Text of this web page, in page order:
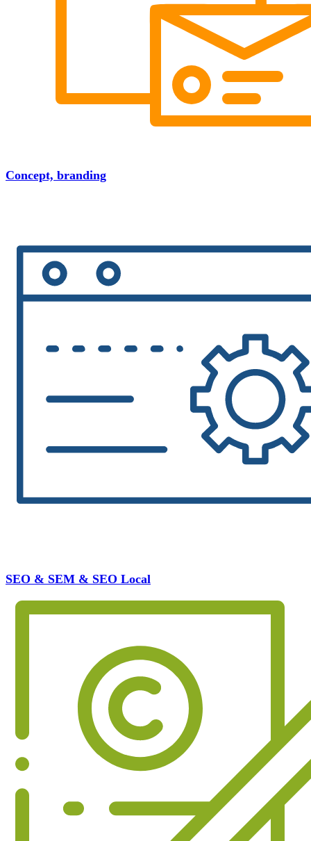
Concept, branding
SEO & SEM & SEO Local